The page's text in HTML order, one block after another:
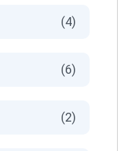
(4)
(6)
(2)